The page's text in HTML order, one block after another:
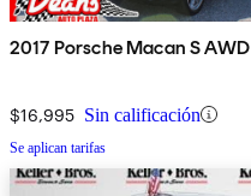
2017 Porsche Macan S AWD
$16,995 Sin calificación
Se aplican tarifas